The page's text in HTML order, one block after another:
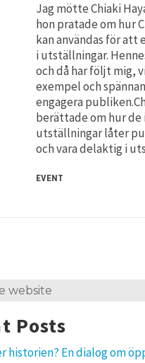
Jag mötte Chiaki
hon pratade om hur
kan användas för att
i utställningar.
och då har följt mig,
exempel och
engagera
berättade om hur
utställningar låter
och vara delaktig i
EVENT
Posts
historien? En dialog om